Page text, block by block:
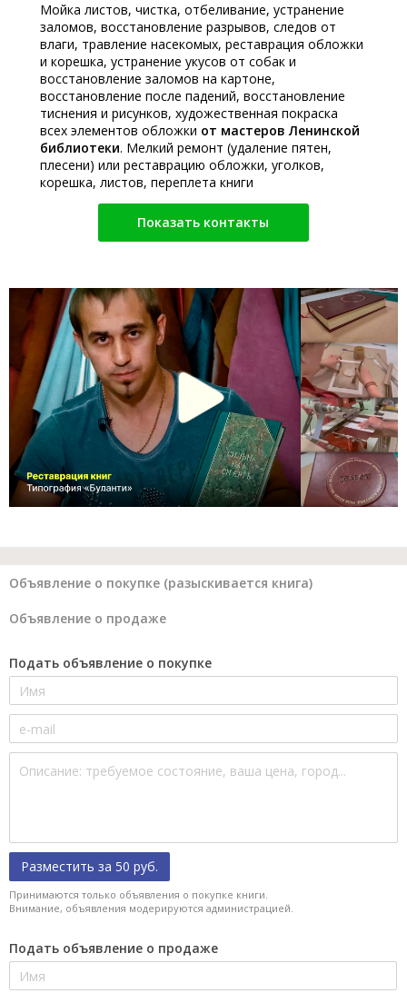
Мойка листов, чистка, отбеливание, устранение
заломов, восстановление разрывов, следов от
влаги, травление насекомых, реставрация обложки
и корешка, устранение укусов от собак и
восстановление заломов на картоне,
восстановление после падений, восстановление
тиснения и рисунков, художественная покраска
всех элементов обложки от мастеров Ленинской
библиотеки. Мелкий ремонт (удаление пятен,
плесени) или реставрацию обложки, уголков,
корешка, листов, переплета книги
Показать контакты
Объявление о покупке (разыскивается книга)
Объявление о продаже
Подать объявление о покупке
Разместить за 50 руб.
Принимаются только объявления о покупке книги.
Внимание, объявления модерируются администрацией.
Подать объявление о продаже